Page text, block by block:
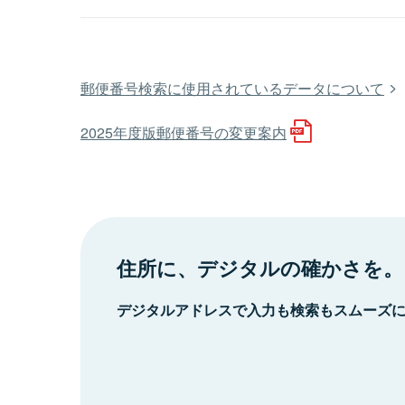
郵便番号検索に使用されているデータについて
2025年度版郵便番号の変更案内
住所に、デジタルの確かさを。
デジタルアドレスで入力も検索もスムーズ